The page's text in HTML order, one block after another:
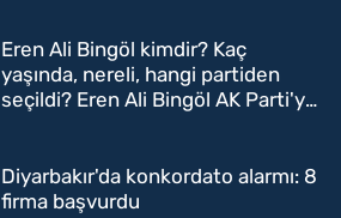
Eren Ali Bingöl kimdir? Kaç
yaşında, nereli, hangi partiden
seçildi? Eren Ali Bingöl AK Parti'ye
Diyarbakır'da konkordato alarmı: 8
firma başvurdu